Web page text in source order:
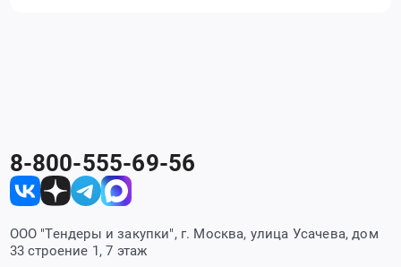
8-800-555-69-56
ООО "Тендеры и закупки", г. Москва, улица Усачева, дом
33 строение 1, 7 этаж